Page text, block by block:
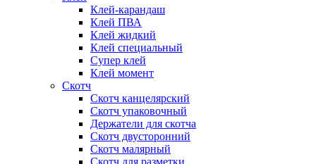
Клей-карандаш
Клей ПВА
Клей жидкий
Клей специальный
Супер клей
Клей момент
Скотч
Скотч канцелярский
Скотч упаковочный
Держатели для скотча
Скотч двусторонний
Скотч малярный
Скотч для разметки